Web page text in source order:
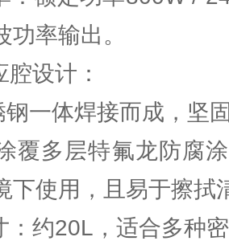
功率输出。
设计：
一体焊接而成，坚
覆多层特氟龙防腐
下使用，且易于擦拭
：约20L，适合多种